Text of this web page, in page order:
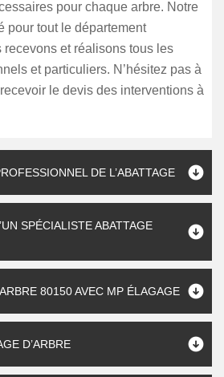
pour chaque arbre. Notre
pour tout le département
et réalisons tous les
et particuliers. N’hésitez pas à
le devis des interventions à
DE L’ABATTAGE
SPÉCIALISTE ABATTAGE
80150 AVEC MP ÉLAGAGE
D’ARBRE